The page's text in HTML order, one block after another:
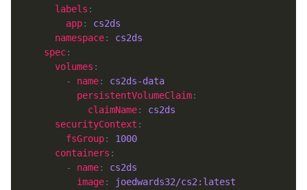
labels
app: cs2ds
namespace: cs2ds
spec
volumes
        -
name: cs2ds-data
persistentVolumeClaim
claimName: cs2ds
securityContext
fsGroup: 1000
containers
        -
name: cs2ds
image:
joedwards32/cs2:latest